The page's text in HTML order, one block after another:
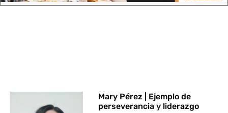
Mary Pérez | Ejemplo de
perseverancia y liderazgo